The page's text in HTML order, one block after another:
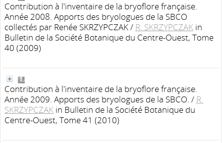
Contribution à l'inventaire de la bryoflore française.
Année 2008. Apports des bryologues de la SBCO
collectés par Renée SKRZYPCZAK/ R. SKRZYPCZAK in
Bulletin de la Société Botanique du Centre-Ouest, Tome
40 (2009)
Contribution à l'inventaire de la bryoflore française.
Année 2009. Apports des bryologues de la SBCO. / R.
SKRZYPCZAK in Bulletin de la Société Botanique du
Centre-Ouest, Tome 41 (2010)